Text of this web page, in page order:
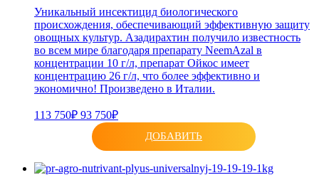
Уникальный инсектицид биологического
происхождения, обеспечивающий эффективную защиту
овощных культур. Азадирахтин получило известность
во всем мире благодаря препарату NeemAzal в
концентрации 10 г/л, препарат Ойкос имеет
концентрацию 26 г/л, что более эффективно и
экономично! Произведено в Италии.
113 750₽ 93 750₽
ДОБАВИТЬ